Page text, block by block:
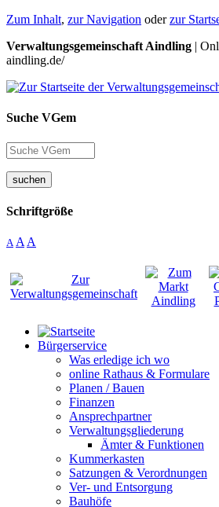
Zum Inhalt, zur Navigation oderzur
Verwaltungsgemeinschaft Aindling |
aindling.de/
Suche VGem
suchen
Schriftgröße
A A A
Bürgerservice
Was erledige ich wo
online Rathaus & Formulare
Planen / Bauen
Finanzen
Ansprechpartner
Verwaltungsgliederung
Ämter & Funktionen
Kummerkasten
Satzungen & Verordnungen
Ver- und Entsorgung
Bauhöfe